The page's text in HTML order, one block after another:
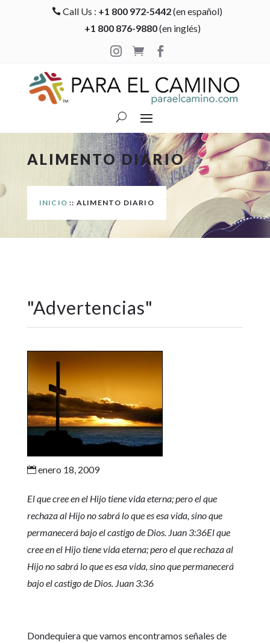
 Call Us : +1 800 972-5442(en español)
+1 800 876-9880(en inglés)

 
ALIMENTO DIARIO
INICIO :: ALIMENTO DIARIO
"Advertencias"
enero 18, 2009
El que cree en el Hijo tiene vida eterna; pero el que
rechaza al Hijo no sabrá lo que es esa vida, sino que
permanecerá bajo el castigo de Dios. Juan 3:36El que
cree en el Hijo tiene vida eterna; pero el que rechaza al
Hijo no sabrá lo que es esa vida, sino que permanecerá
bajo el castigo de Dios. Juan 3:36
Dondequiera que vamos encontramos señales de